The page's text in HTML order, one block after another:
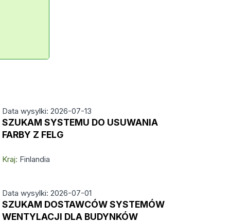
Data wysylki: 2026-07-13
SZUKAM SYSTEMU DO USUWANIA
FARBY Z FELG
Kraj: Finlandia
Data wysylki: 2026-07-01
SZUKAM DOSTAWCÓW SYSTEMÓW
WENTYLACJI DLA BUDYNKÓW